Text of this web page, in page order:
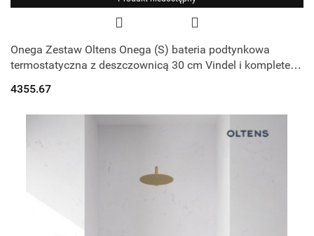
Onega Zestaw Oltens Onega (S) bateria podtynkowa
termostatyczna z deszczownicą 30 cm Vindel i kompletem
4355.67